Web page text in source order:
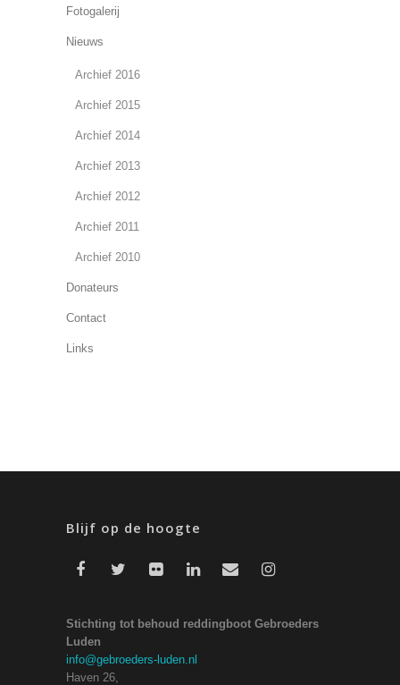
Fotogalerij
Nieuws
Archief 2016
Archief 2015
Archief 2014
Archief 2013
Archief 2012
Archief 2011
Archief 2010
Donateurs
Contact
Links
Blijf op de hoogte
Stichting tot behoud reddingboot Gebroeders
Luden
info@gebroeders-luden.nl
Haven 26,